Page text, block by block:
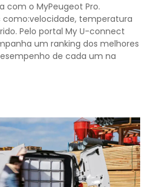
com o MyPeugeot Pro.
temperatura
Pelo portal My U-connect
um ranking dos melhores
de cada um na